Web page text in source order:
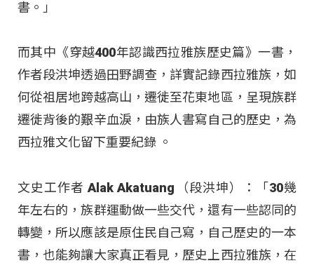
書。」
而其中《穿越400年認識西拉雅族歷史篇》一書，
作者段洪坤透過田野調查，詳實記錄西拉雅族，如
何從祖居地跨越高山，遷徙至花東地區，呈現族群
遷徙背後的艱辛血淚，由族人書寫自己的歷史，為
西拉雅文化留下重要紀錄 。​
文史工作者 Alak Akatuang（段洪坤）：「30幾
年左右的，族群運動做一些交代，還有一些認同的
轉變，所以應該是原住民自己寫，自己歷史的一本
書，也能夠讓大家真正看見，歷史上西拉雅族，在